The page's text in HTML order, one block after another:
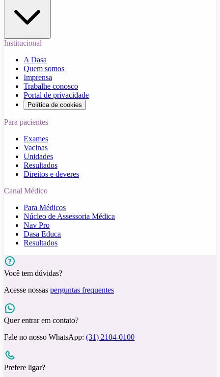
Institucional
A Dasa
Quem somos
Imprensa
Trabalhe conosco
Portal de privacidade
Política de cookies
Para pacientes
Exames
Vacinas
Unidades
Resultados
Direitos e deveres
Canal Médico
Para Médicos
Núcleo de Assessoria Médica
Nav Pro
Dasa Educa
Resultados
Você tem dúvidas?
Acesse nossas perguntas frequentes
Quer entrar em contato?
Fale no nosso WhatsApp: (31) 2104-0100
Prefere ligar?